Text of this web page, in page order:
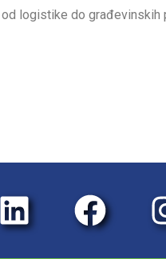
logistike do